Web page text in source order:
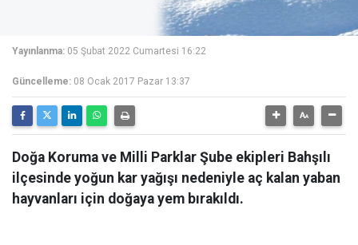
Yayınlanma: 05 Şubat 2022 Cumartesi 16:22
Güncelleme: 08 Ocak 2017 Pazar 13:37
Doğa Koruma ve Milli Parklar Şube ekipleri Bahşılı
ilçesinde yoğun kar yağışı nedeniyle aç kalan yaban
hayvanları için doğaya yem bırakıldı.